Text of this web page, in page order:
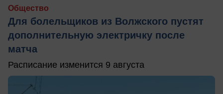
Общество
Для болельщиков из Волжского пустят
дополнительную электричку после
матча
Расписание изменится 9 августа